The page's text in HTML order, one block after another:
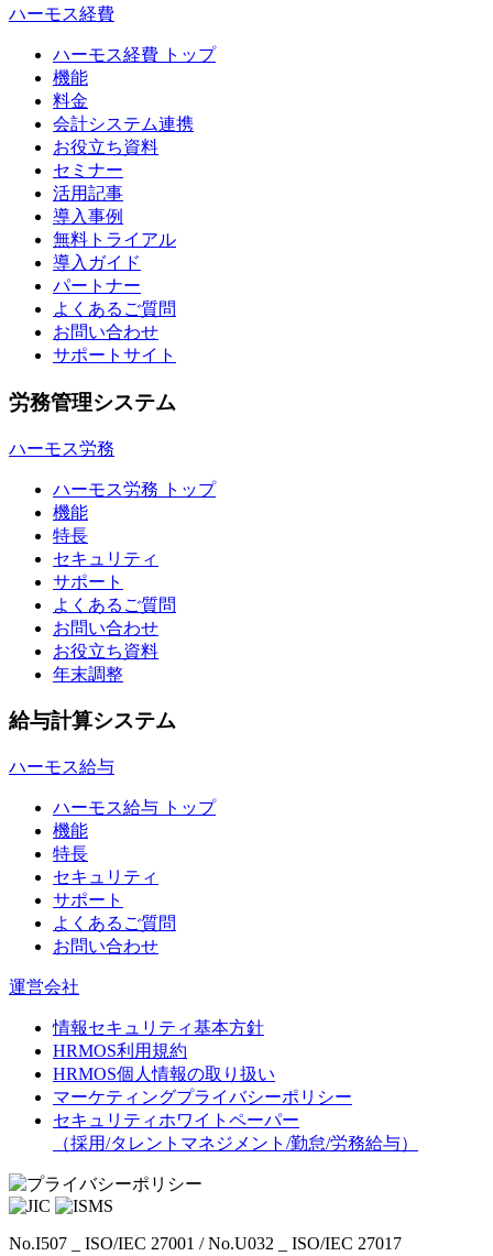
ハーモス経費
ハーモス経費 トップ
機能
料金
会計システム連携
お役立ち資料
セミナー
活用記事
導入事例
無料トライアル
導入ガイド
パートナー
よくあるご質問
お問い合わせ
サポートサイト
労務管理システム
ハーモス労務
ハーモス労務 トップ
機能
特長
セキュリティ
サポート
よくあるご質問
お問い合わせ
お役立ち資料
年末調整
給与計算システム
ハーモス給与
ハーモス給与 トップ
機能
特長
セキュリティ
サポート
よくあるご質問
お問い合わせ
運営会社
情報セキュリティ基本方針
HRMOS利用規約
HRMOS個人情報の取り扱い
マーケティングプライバシーポリシー
セキュリティホワイトペーパー
（採用/タレントマネジメント/勤怠/労務給与）
No.I507 _ ISO/IEC 27001 / No.U032 _ ISO/IEC 27017